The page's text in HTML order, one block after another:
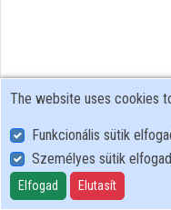
User Policy
Adatkezelési tájékoztató (en)
Cookie Policy
The website uses cookies
Funkcionális sütik
Személyes sütik
Elfogad Elutasít